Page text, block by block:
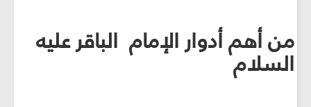
من أهم أدوار الإمام الباقر عليه
السلام